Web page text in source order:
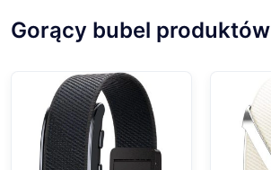
Gorący bubel produktów